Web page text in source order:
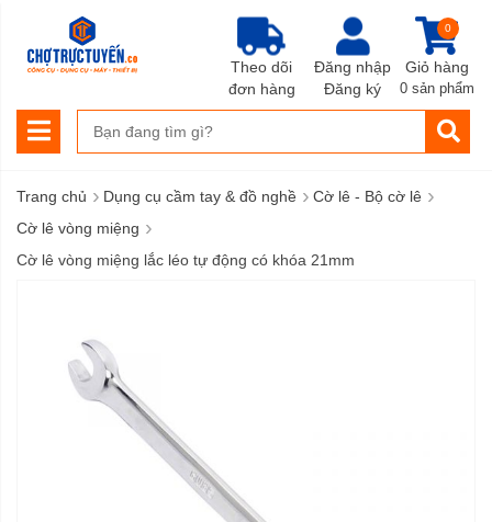
Đăng nhập
Đăng ký
Giỏ hàng
0
0 sản phẩm
Theo dõi
đơn hàng
Trang chủ › Dụng cụ cầm tay & đồ nghề › Cờ lê - Bộ cờ lê ›
Cờ lê vòng miệng ›
Cờ lê vòng miệng lắc léo tự động có khóa 21mm